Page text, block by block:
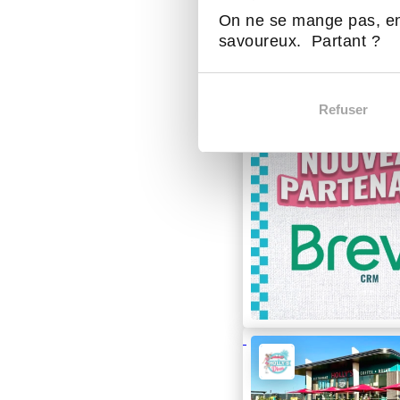
On ne se mange pas,
savoureux. Partant ?
Refuser